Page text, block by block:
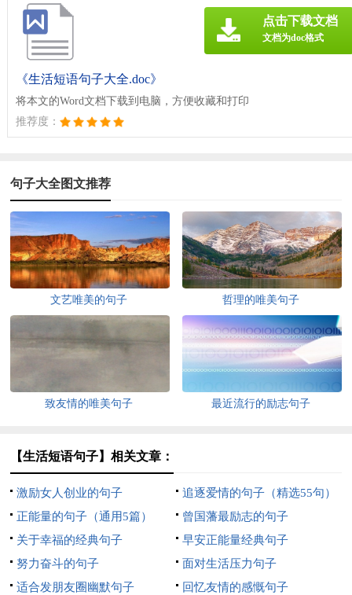
《生活短语句子大全.doc》
将本文的Word文档下载到电脑，方便收藏和打印
推荐度：
点击下载文档
文档为doc格式
句子大全图文推荐
文艺唯美的句子 哲理的唯美句子
致友情的唯美句子 最近流行的励志句子
【生活短语句子】相关文章：
激励女人创业的句子
追逐爱情的句子（精选55句）
正能量的句子（通用5篇）
曾国藩最励志的句子
关于幸福的经典句子
早安正能量经典句子
努力奋斗的句子
面对生活压力句子
适合发朋友圈幽默句子
回忆友情的感慨句子